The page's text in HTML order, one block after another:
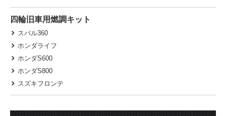
四輪旧車用燃調キット
スバル360
ホンダライフ
ホンダS600
ホンダS800
スズキフロンテ